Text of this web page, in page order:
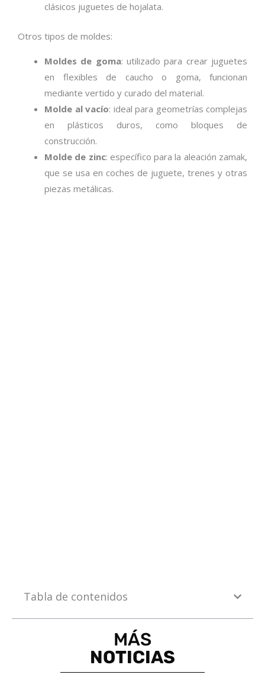
clásicos juguetes de hojalata.
Otros tipos de moldes:
Moldes de goma: utilizado para crear juguetes
en flexibles de caucho o goma, funcionan
mediante vertido y curado del material.
Molde al vacío: ideal para geometrías complejas
en plásticos duros, como bloques de
construcción.
Molde de zinc: específico para la aleación zamak,
que se usa en coches de juguete, trenes y otras
piezas metálicas.
Tabla de contenidos
MÁS
NOTICIAS